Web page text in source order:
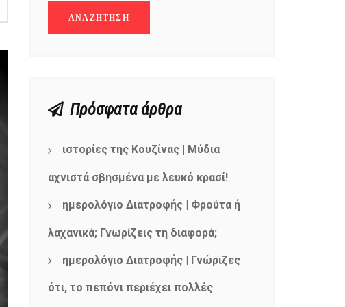
Πρόσφατα άρθρα
ιστορίες της Κουζίνας | Μύδια
αχνιστά σβησμένα με λευκό κρασί!
ημερολόγιο Διατροφής | Φρούτα ή
λαχανικά; Γνωρίζεις τη διαφορά;
ημερολόγιο Διατροφής | Γνώριζες
ότι, το πεπόνι περιέχει πολλές